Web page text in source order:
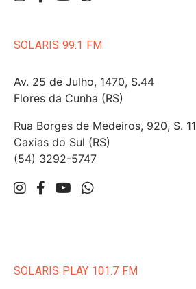
SOLARIS 99.1 FM
Av. 25 de Julho, 1470, S.44
Flores da Cunha (RS)
Rua Borges de Medeiros, 920, S. 11
Caxias do Sul (RS)
(54) 3292-5747
SOLARIS PLAY 101.7 FM